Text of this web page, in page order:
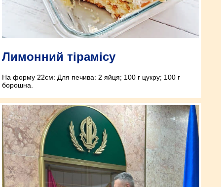
Лимонний тірамісу
На форму 22см: Для печива: 2 яйця; 100 г цукру; 100 г
борошна.